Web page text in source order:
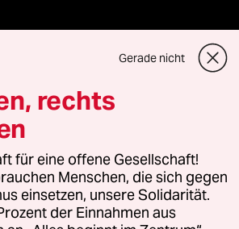
Vertriebs GmbH
rechtlichen Fragen oder für Genehmigungen
lizenzen@taz.de
Kommune-Richtlinien
Gerade nicht
rechts
für eine offene Gesellschaft!
Menschen, die sich gegen
einsetzen, unsere Solidarität.
der Einnahmen aus